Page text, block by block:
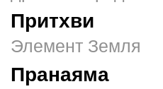
Притхви
Элемент Земля
Пранаяма